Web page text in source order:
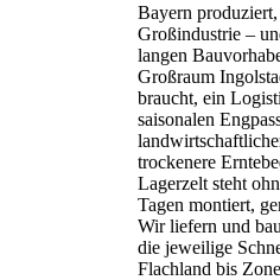
Bayern
Großindustrie –
langen
Großraum
braucht, ein
saisonalen
trockenere
Lagerzelt steht
Tagen montiert,
Wir liefern und
die jeweilige
Flachland bis